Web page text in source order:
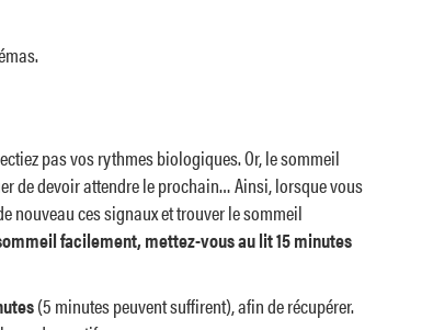
pas vos rythmes biologiques. Or, le sommeil
de devoir attendre le prochain… Ainsi, lorsque vous
nouveau ces signaux et trouver le sommeil
facilement, mettez-vous au lit 15 minutes
(5 minutes peuvent suffirent), afin de récupérer.